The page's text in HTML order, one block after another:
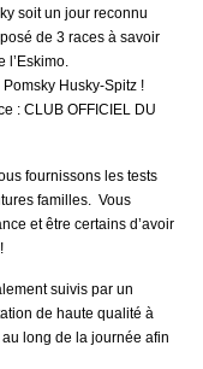
soit un jour reconnu
de 3 races à savoir
l’Eskimo.
Husky-Spitz !
: CLUB OFFICIEL DU
fournissons les tests
familles. Vous
et être certains d’avoir
suivis par un
de haute qualité à
long de la journée afin